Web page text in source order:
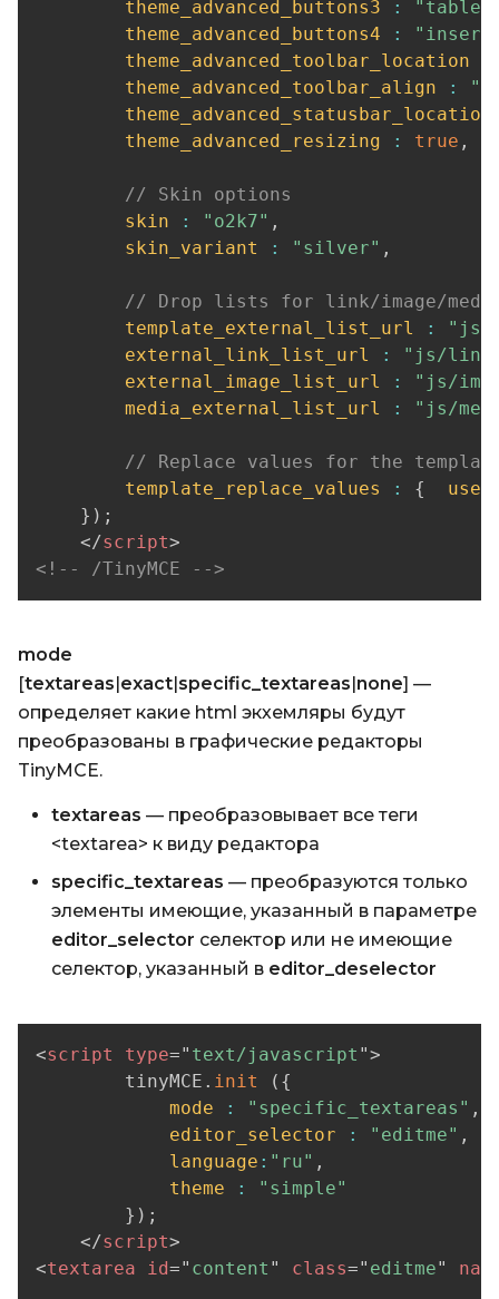
theme_advanced_buttons3
:
theme_advanced_buttons4
:
theme_advanced_toolbar_location
theme_advanced_toolbar_align
:
theme_advanced_statusbar_location
theme_advanced_resizing
: true ,
// Skin options
skin
: "o2k7" ,
skin_variant
: "silver" ,
// Drop lists for link/image/
template_external_list_url
:
"js/
external_link_list_url
:
"js/
external_image_list_url
:
"js/
media_external_list_url
: "js/
// Replace values for the
template_replace_values
: {
} ) ;
</script>
<!-- /TinyMCE -->
mode
[textareas|exact|specific_textareas|none] —
определяет какие html экхемляры будут
преобразованы в графические редакторы
TinyMCE.
textareas — преобразовывает все теги
<textarea> к виду редактора
specific_textareas — преобразуются только
элементы имеющие, указанный в параметре
editor_selector селектор или не имеющие
селектор, указанный в editor_deselector
<script type=" text/javascript ">
        tinyMCE
. init ( {
mode
: "specific_textareas" ,
editor_selector
: "editme" ,
language : "ru" ,
theme
:
"simple"
} ) ;
</script>
<textarea id=" content " class=" editme"